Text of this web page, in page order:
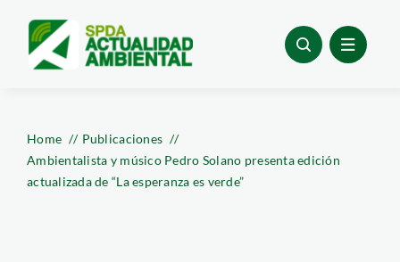
content
Home
Publicaciones
Ambientalista y músico Pedro Solano presenta edición
actualizada de “La esperanza es verde”